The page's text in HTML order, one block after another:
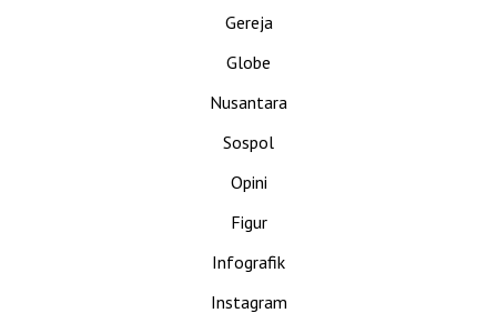
Gereja
Globe
Nusantara
Sospol
Opini
Figur
Infografik
Instagram